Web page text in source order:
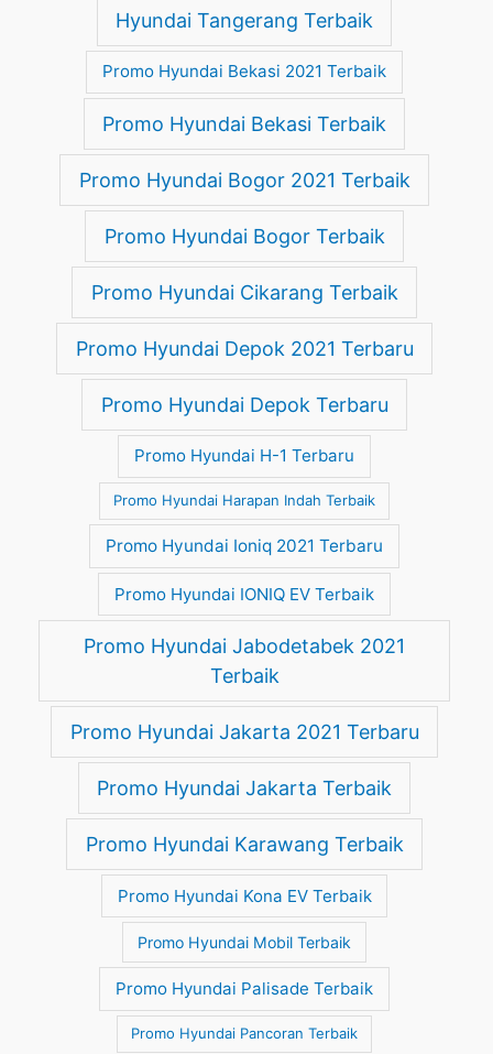
Hyundai Tangerang Terbaik
Promo Hyundai Bekasi 2021 Terbaik
Promo Hyundai Bekasi Terbaik
Promo Hyundai Bogor 2021 Terbaik
Promo Hyundai Bogor Terbaik
Promo Hyundai Cikarang Terbaik
Promo Hyundai Depok 2021 Terbaru
Promo Hyundai Depok Terbaru
Promo Hyundai H-1 Terbaru
Promo Hyundai Harapan Indah Terbaik
Promo Hyundai Ioniq 2021 Terbaru
Promo Hyundai IONIQ EV Terbaik
Promo Hyundai Jabodetabek 2021
Terbaik
Promo Hyundai Jakarta 2021 Terbaru
Promo Hyundai Jakarta Terbaik
Promo Hyundai Karawang Terbaik
Promo Hyundai Kona EV Terbaik
Promo Hyundai Mobil Terbaik
Promo Hyundai Palisade Terbaik
Promo Hyundai Pancoran Terbaik